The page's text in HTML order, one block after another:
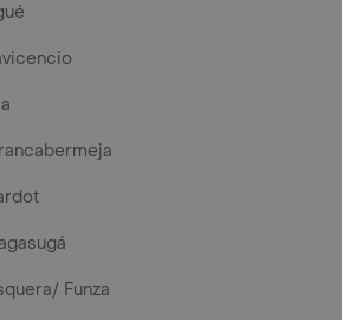
Funza